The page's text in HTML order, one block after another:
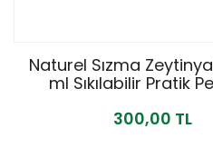
Naturel Sızma
ml Sıkılabilir Pratik
300,00 TL